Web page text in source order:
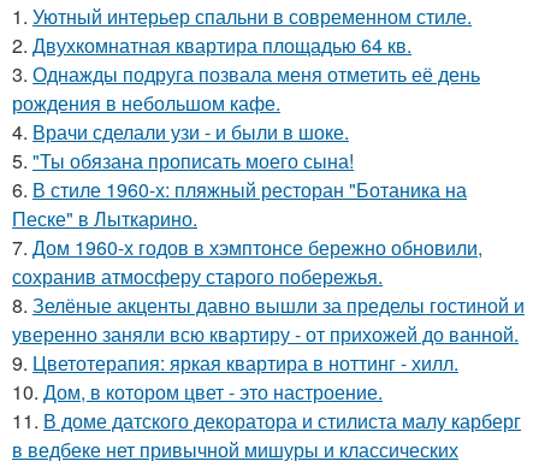
1. Уютный интерьер спальни в современном стиле.
2. Двухкомнатная квартира площадью 64 кв.
3. Однажды подруга позвала меня отметить её день
рождения в небольшом кафе.
4. Врачи сделали узи - и были в шоке.
5. "Ты обязана прописать моего сына!
6. В стиле 1960-х: пляжный ресторан "Ботаника на
Песке" в Лыткарино.
7. Дом 1960-х годов в хэмптонсе бережно обновили,
сохранив атмосферу старого побережья.
8. Зелёные акценты давно вышли за пределы гостиной и
уверенно заняли всю квартиру - от прихожей до ванной.
9. Цветотерапия: яркая квартира в ноттинг - хилл.
10. Дом, в котором цвет - это настроение.
11. В доме датского декоратора и стилиста малу карберг
в ведбеке нет привычной мишуры и классических